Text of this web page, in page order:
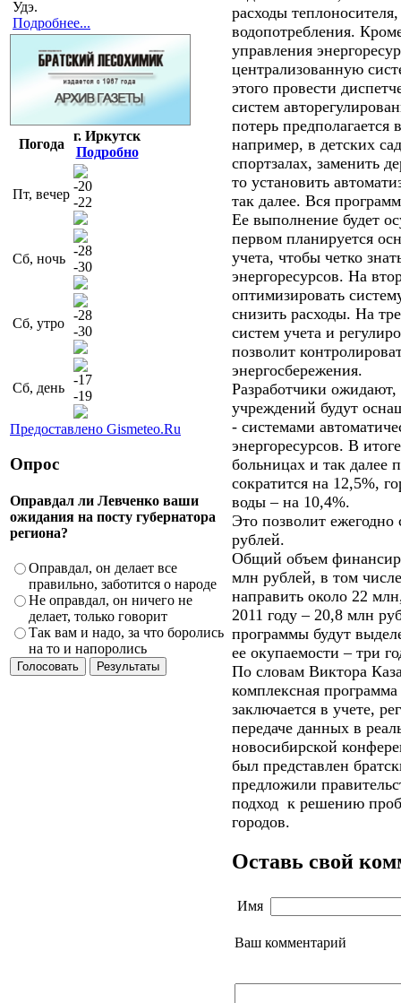
Удэ.
Подробнее...
Погода
г. Иркутск
Подробно
Пт, вечер
-20
-22
Сб, ночь
-28
-30
Сб, утро
-28
-30
Сб, день
-17
-19
Предоставлено Gismeteo.Ru
Опрос
Оправдал ли Левченко ваши
ожидания на посту губернатора
региона?
Оправдал, он делает все
правильно, заботится о народе
Не оправдал, он ничего не
делает, только говорит
Так вам и надо, за что боролись
на то и напоролись
расходы
водопотребления.
управления
централизованную
этого провести
систем
потерь
например, в детских
спортзалах, заменить
то установить
так далее. Вся
Ее выполнение будет
первом планируется
учета, чтобы четко
энергоресурсов. На
оптимизировать
снизить расходы. На
систем учета и
позволит
энергосбережения.
Разработчики ожидают,
учреждений будут
- системами
энергоресурсов. В
больницах и так далее
сократится на 12,5%,
воды – на 10,4%.
Это позволит ежегодно
рублей.
Общий объем
млн рублей, в том
направить около 22
2011 году – 20,8 млн
программы будут
ее окупаемости – три
По словам Виктора
комплексная
заключается в учете,
передаче данных в
новосибирской
был представлен
предложили
подход к решению
городов.
Оставь свой
Имя
Ваш комментарий